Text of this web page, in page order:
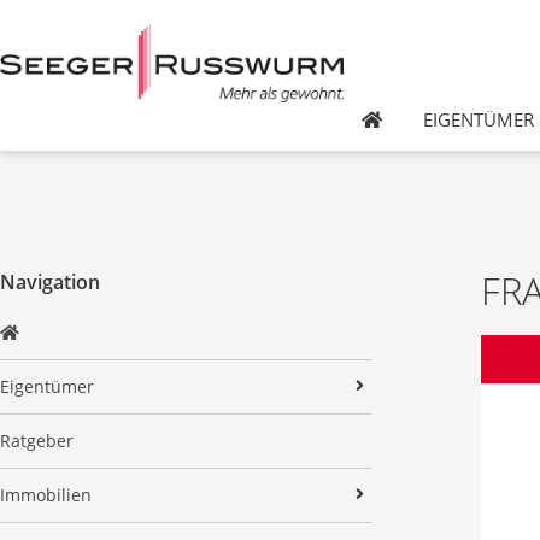
EIGENTÜMER
Navigation
Eigentümer
Verkaufen
Haus verkaufen
Ratgeber
Immobilien